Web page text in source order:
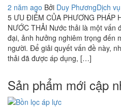
2 năm ago Bởi Duy PhươngDịch vụ
5 ƯU ĐIỂM CỦA PHƯƠNG PHÁP
NƯỚC THẢI Nước thải là một vấn
đại, ảnh hưởng nghiêm trọng đến
người. Để giải quyết vấn đề này,
thải đã được áp dụng, […]
Sản phẩm mới cập